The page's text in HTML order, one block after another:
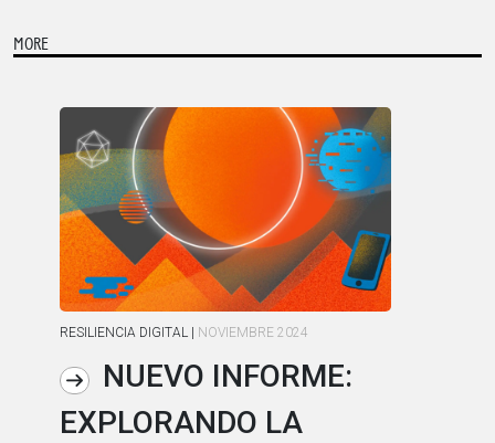
MORE
RESILIENCIA DIGITAL NOVIEMBRE 2024
NUEVO INFORME:
EXPLORANDO LA